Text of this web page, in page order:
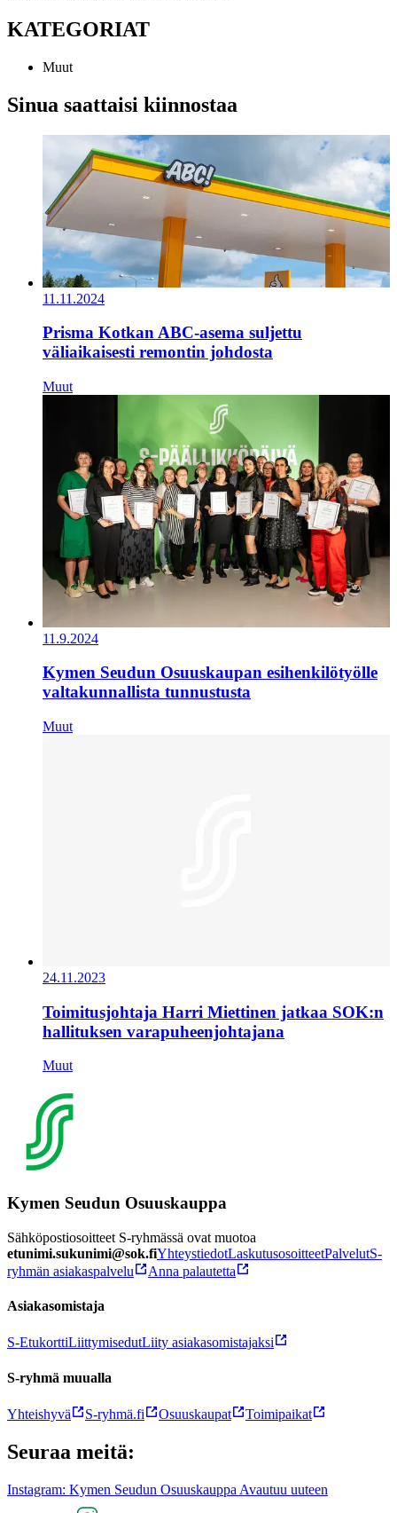
KATEGORIAT
Muut
Sinua saattaisi kiinnostaa
11.11.2024
Prisma Kotkan ABC-asema suljettu
väliaikaisesti remontin johdosta
Muut
11.9.2024
Kymen Seudun Osuuskaupan esihenkilötyölle
valtakunnallista tunnustusta
Muut
24.11.2023
Toimitusjohtaja Harri Miettinen jatkaa SOK:n
hallituksen varapuheenjohtajana
Muut
Kymen Seudun Osuuskauppa
Sähköpostiosoitteet S-ryhmässä ovat muotoa
etunimi.sukunimi@sok.fiYhteystiedotLaskutusosoitteetPalvelutS-
ryhmän asiakaspalvelu
Anna palautetta
Asiakasomistaja
S-EtukorttiLiittymisedutLiity asiakasomistajaksi
S-ryhmä muualla
Yhteishyvä S-ryhmä.fi Osuuskaupat Toimipaikat
Seuraa meitä:
Instagram: Kymen Seudun Osuuskauppa Avautuu uuteen